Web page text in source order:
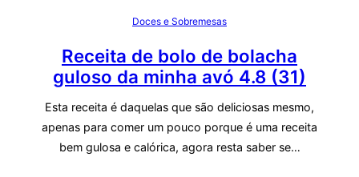
Doces e Sobremesas
Receita de bolo de bolacha
guloso da minha avó 4.8 (31)
Esta receita é daquelas que são deliciosas mesmo,
apenas para comer um pouco porque é uma receita
bem gulosa e calórica, agora resta saber se…